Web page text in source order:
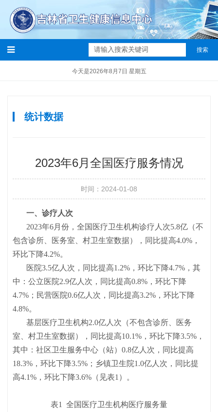
搜索
今天是2026年8月7日 星期五
统计数据
2023年6月全国医疗服务情况
时间：2024-01-08
一、诊疗人次
2023年6月份，全国医疗卫生机构诊疗人次5.8亿（不
包含诊所、医务室、村卫生室数据），同比提高4.0%，
环比下降4.2%。
医院3.5亿人次，同比提高1.2%，环比下降4.7%，其
中：公立医院2.9亿人次，同比提高0.8%，环比下降
4.7%；民营医院0.6亿人次，同比提高3.2%，环比下降
4.8%。
基层医疗卫生机构2.0亿人次（不包含诊所、医务
室、村卫生室数据），同比提高10.1%，环比下降3.5%，
其中：社区卫生服务中心（站）0.8亿人次，同比提高
18.3%，环比下降3.5%；乡镇卫生院1.0亿人次，同比提
高4.1%，环比下降3.6%（见表1）。
表1 全国医疗卫生机构医疗服务量